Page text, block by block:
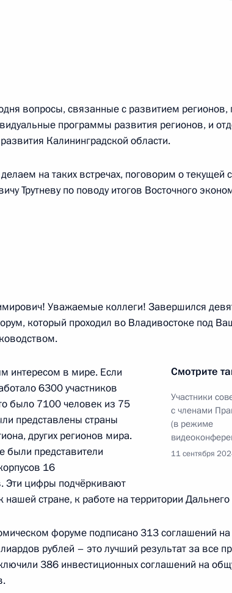
москвичей с Днём города
на выборах в Мосгордуму
Восточного экономического
Приморского края Олегом
край, остров Русский
инфраструктуры
округа
край, остров Русский
ВЭФ-2024
вопросы, связанные с развитием регионов,
программы развития регионов, и
Калининградской области.
на таких встречах, поговорим о текущей
Трутневу по поводу итогов Восточного
Уважаемые коллеги! Завершился
который проходил во Владивостоке под
Смотрите
Участники
с членами
(в режиме
11 сентября
интересом в мире. Если
6300 участников
было 7100 человек из 75
представлены страны
других регионов мира.
были представители
16
Эти цифры подчёркивают
стране, к работе на территории Дальнего
форуме подписано 313 соглашений
рублей – это лучший результат за все
386 инвестиционных соглашений на